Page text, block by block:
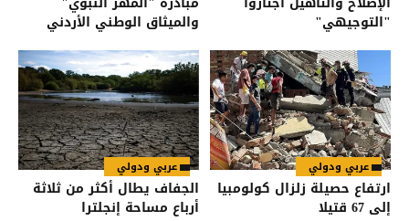
"التوجيهي" والميثاق الوطني الأردني
عربي ودولي
ارتفاع حصيلة زلزال كولومبيا
إلى 67 قتيلا
عربي ودولي
الجفاف يطال أكثر من ثلاثة
أرباع مساحة إنجلترا